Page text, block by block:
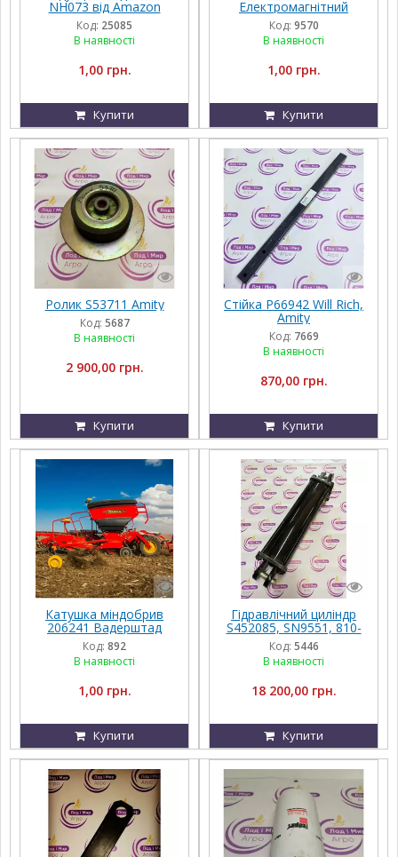
NH073 від Amazon
Код: 25085
В наявності
1,00 грн.
Купити
Електромагнітний
R917004223,
F931962030020 Rexroth
Код: 9570
В наявності
1,00 грн.
Купити
Ролик S53711 Amity
Код: 5687
В наявності
2 900,00 грн.
Купити
Стійка P66942 Will Rich,
Amity
Код: 7669
В наявності
870,00 грн.
Купити
Катушка міндобрив
206241 Вадерштад
Код: 892
В наявності
1,00 грн.
Купити
Гідравлічний циліндр
S452085, SN9551, 810-
498C, SN12005
4.50x16x1.50
Код: 5446
В наявності
18 200,00 грн.
Купити